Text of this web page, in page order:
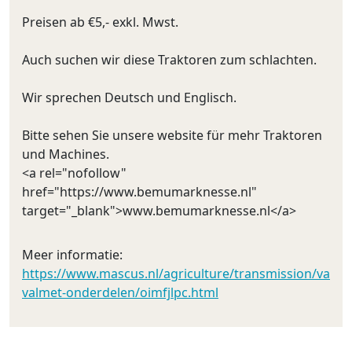
Preisen ab €5,- exkl. Mwst.
Auch suchen wir diese Traktoren zum schlachten.
Wir sprechen Deutsch und Englisch.
Bitte sehen Sie unsere website für mehr Traktoren
und Machines.
<a rel="nofollow"
href="https://www.bemumarknesse.nl"
target="_blank">www.bemumarknesse.nl</a>
Meer informatie:
https://www.mascus.nl/agriculture/transmission/
valmet-onderdelen/oimfjlpc.html